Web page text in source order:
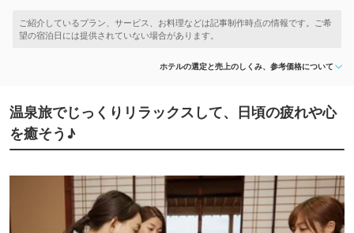
ホテルの選定と売上のしくみ、参考価格について
温泉旅でじっくりリラックスして、日頃の疲れや心
を癒そう♪